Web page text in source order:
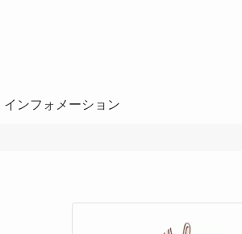
インフォメーション